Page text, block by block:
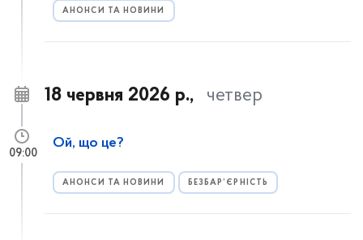
АНОНСИ ТА НОВИНИ
18 червня 2026 р., четвер
Ой, що це?
АНОНСИ ТА НОВИНИ БЕЗБАР’ЄРНІСТЬ
09:00